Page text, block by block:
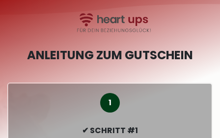
ANLEITUNG ZUM GUTSCHEIN
✔ SCHRITT #1